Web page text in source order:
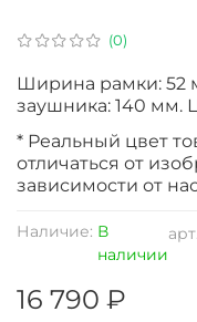
(0)
арт.
Наличие: В
наличии
16 790 ₽
Ширина рамки: 52
заушника: 140 мм.
* Реальный цвет
отличаться от
зависимости от